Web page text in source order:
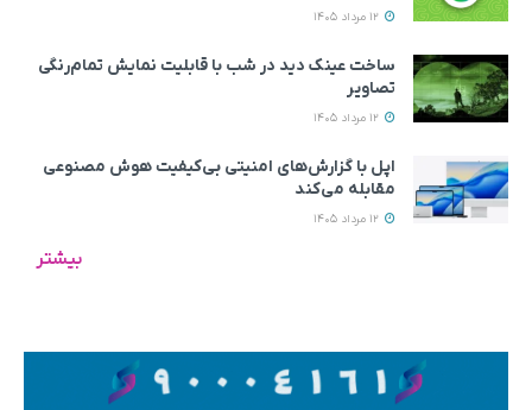
ساخت عینک دید در شب با قابلیت نمایش تمام‌رنگی
تصاویر
اپل با گزارش‌های امنیتی بی‌کیفیت هوش مصنوعی
مقابله می‌کند
بیشتر